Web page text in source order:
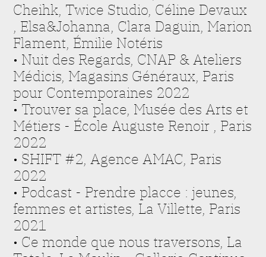
Cheihk, Twice Studio, Céline Devaux
, Elsa&Johanna, Clara Daguin, Marion
Flament, Émilie Notéris
• Nuit des Regards, CNAP & Ateliers
Médicis, Magasins Généraux, Paris
pour Contemporaines 2022
• Trouver sa place, Musée des Arts et
Métiers - École Auguste Renoir , Paris
2022
• SHIFT #2, Agence AMAC, Paris
2022
• Podcast - Prendre placce : jeunes,
femmes et artistes, La Villette, Paris
2021
• Ce monde que nous traversons, La